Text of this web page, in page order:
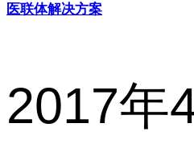
医联体解决方案
2017年